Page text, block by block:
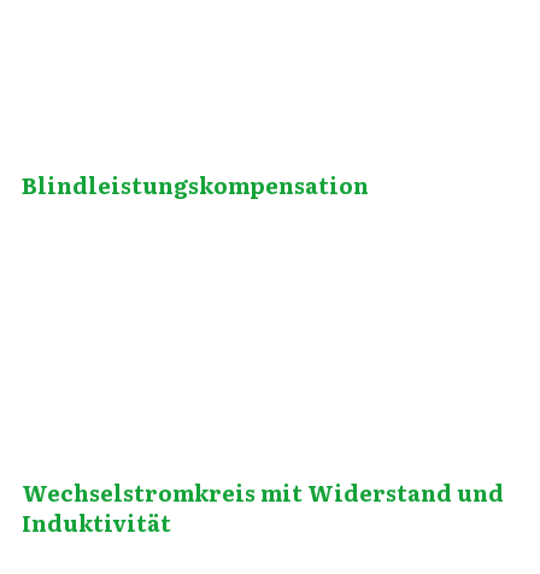
Blindleistungskompensation
Wechselstromkreis mit Widerstand und
Induktivität